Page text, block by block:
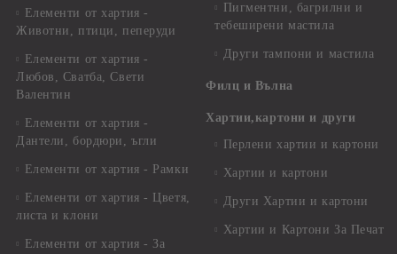
Елементи от хартия -
Животни, птици, пеперуди
Елементи от хартия -
Любов, Сватба, Свети
Валентин
Елементи от хартия -
Дантели, бордюри, ъгли
Елементи от хартия - Рамки
Елементи от хартия - Цветя,
листа и клони
Елементи от хартия - За
Пигментни, багрилни и
тебеширени мастила
Други тампони и мастила
Филц и Вълна
Хартии,картони и други
Перлени хартии и картони
Хартии и картони
Други Хартии и картони
Хартии и Картони За Печат